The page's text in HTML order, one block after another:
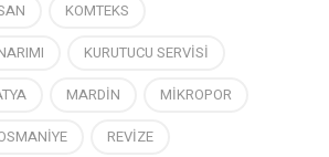
KOMTEKS
KURUTUCU SERVİSİ
MARDİN
MİKROPOR
REVİZE